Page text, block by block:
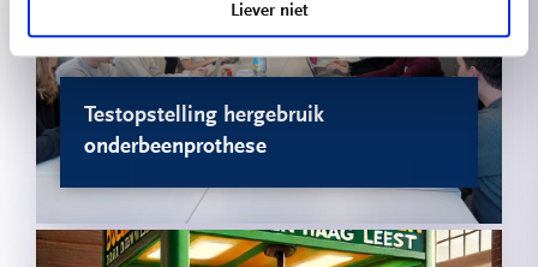
Liever niet
Testopstelling hergebruik
onderbeenprothese